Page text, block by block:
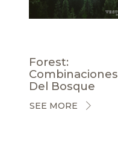
Forest:
Combinaciones
Del Bosque
SEE MORE